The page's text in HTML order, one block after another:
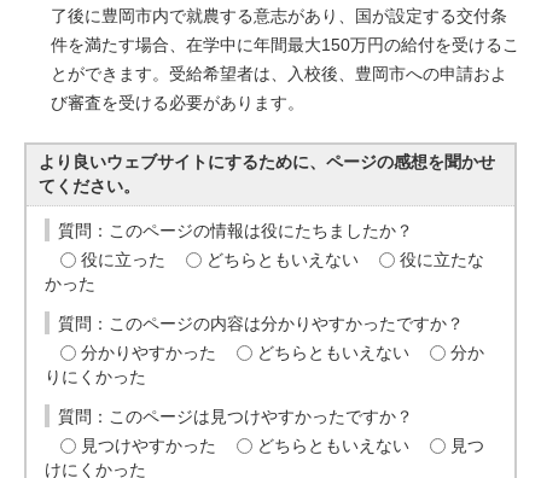
了後に豊岡市内で就農する意志があり、国が設定する交付条
件を満たす場合、在学中に年間最大150万円の給付を受けるこ
とができます。受給希望者は、入校後、豊岡市への申請およ
び審査を受ける必要があります。
より良いウェブサイトにするために、ページの感想を聞かせ
てください。
質問：このページの情報は役にたちましたか？
役に立った
どちらともいえない
役に立たな
かった
質問：このページの内容は分かりやすかったですか？
分かりやすかった
どちらともいえない
分か
りにくかった
質問：このページは見つけやすかったですか？
見つけやすかった
どちらともいえない
見つ
けにくかった